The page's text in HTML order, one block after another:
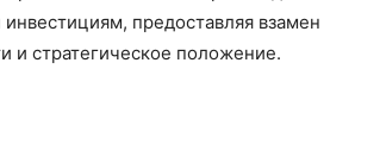
предоставляя взамен
и стратегическое положение.